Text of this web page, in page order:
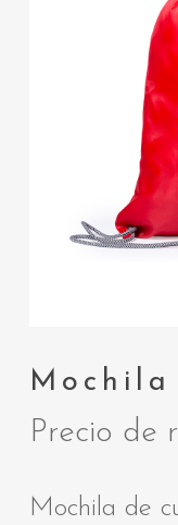
Mochila
Precio de
Mochila de